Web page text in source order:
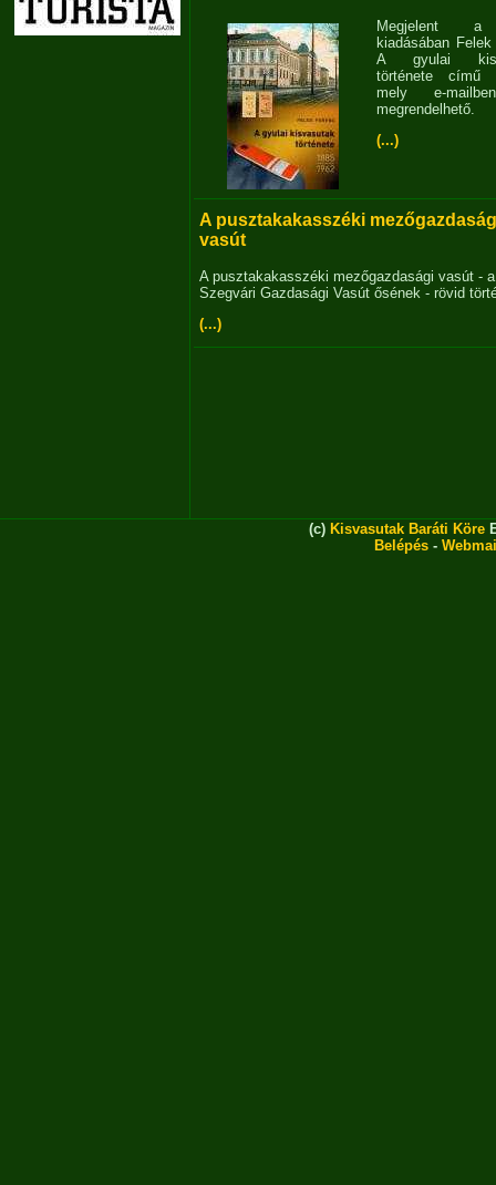
Megjelent
kiadásában
A gyulai
története című
mely e-
megrendelhető.
(...)
A pusztakakasszéki
vasút
A pusztakakasszéki mezőgazdasági vasút - a
Szegvári Gazdasági Vasút ősének - rövid
(...)
(c) Kisvasutak Baráti Köre
Belépés -